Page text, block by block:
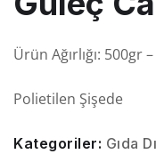
Ürün Ağırlığı: 500gr
Polietilen Şişede
Kategoriler: Gıda